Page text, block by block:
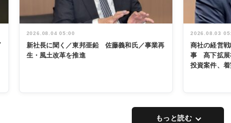
2026.08.04 05:00
新社長に聞く／東邦亜鉛 佐藤義和氏／事業再
生・風土改革を推進
2026.08.03
商社の経営
事 髙下拡展
投資案件、
もっと読む